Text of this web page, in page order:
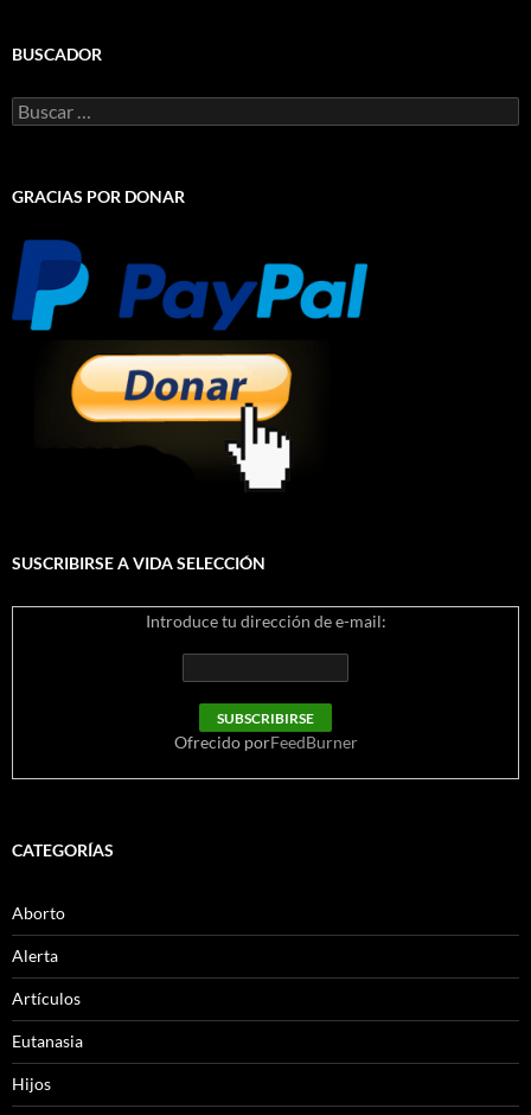
BUSCADOR
Buscar:
GRACIAS POR DONAR
SUSCRIBIRSE A VIDA SELECCIÓN
Introduce tu dirección de e-mail:
Ofrecido porFeedBurner
CATEGORÍAS
Aborto
Alerta
Artículos
Eutanasia
Hijos